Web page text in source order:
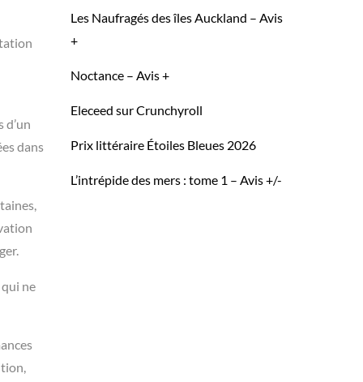
d’un
dans
ne
Les Naufragés des îles Auckland – Avis
+
Noctance – Avis +
Eleceed sur Crunchyroll
Prix littéraire Étoiles Bleues 2026
L’intrépide des mers : tome 1 – Avis +/-